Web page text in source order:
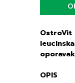
OstroVit
OPIS